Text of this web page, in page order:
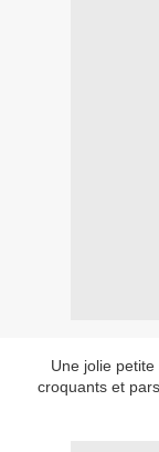
Une jolie
croquants et